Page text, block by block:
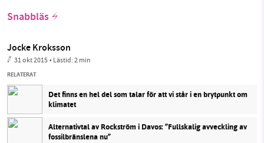
Snabbläs
Jocke Kroksson
31 okt 2015• Lästid:2 min
RELATERAT
Det finns en hel del som talar för att vi står i en brytpunkt om
klimatet
Alternativtal av Rockström i Davos: ”Fullskalig avveckling av
fossilbränslena nu”